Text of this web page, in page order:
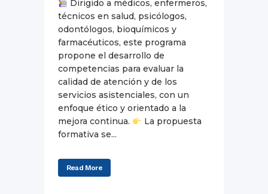
Dirigido a médicos, enfermeros,
técnicos en salud, psicólogos,
odontólogos, bioquímicos y
farmacéuticos, este programa
propone el desarrollo de
competencias para evaluar la
calidad de atención y de los
servicios asistenciales, con un
enfoque ético y orientado a la
mejora continua.
La propuesta
formativa se...
Read More